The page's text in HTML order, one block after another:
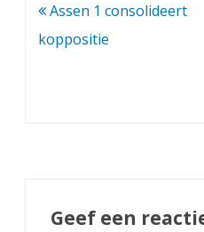
Bericht
navigatie
Assen 1 consolideert
koppositie
Geef een